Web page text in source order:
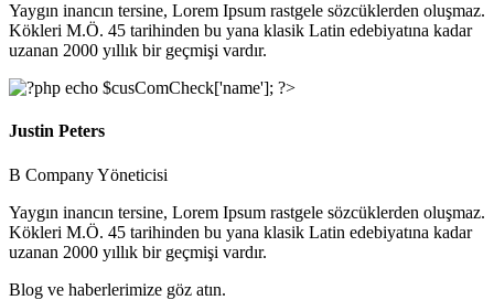
Yaygın inancın tersine, Lorem Ipsum rastgele sözcüklerden oluşmaz.
Kökleri M.Ö. 45 tarihinden bu yana klasik Latin edebiyatına kadar
uzanan 2000 yıllık bir geçmişi vardır.
Justin Peters
B Company Yöneticisi
Yaygın inancın tersine, Lorem Ipsum rastgele sözcüklerden oluşmaz.
Kökleri M.Ö. 45 tarihinden bu yana klasik Latin edebiyatına kadar
uzanan 2000 yıllık bir geçmişi vardır.
Blog ve haberlerimize göz atın.